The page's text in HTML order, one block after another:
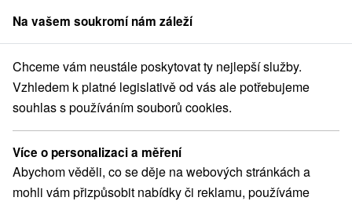
člen skupinySorger
Východné Slovensko Prešovský kraj Veľká Domaša, Dobrá
Rekreační poukazy Veľká Domaša,
Dobrá
Kategorie
Na vašem soukromí nám záleží
Chceme vám neustále poskytovat ty nejlepší služby.
Vzhledem k platné legislativě od vás ale potřebujeme
souhlas s používáním souborů cookies.
Více o personalizaci a měření
Abychom věděli, co se děje na webových stránkách a
mohli vám přizpůsobit nabídky či reklamu, používáme